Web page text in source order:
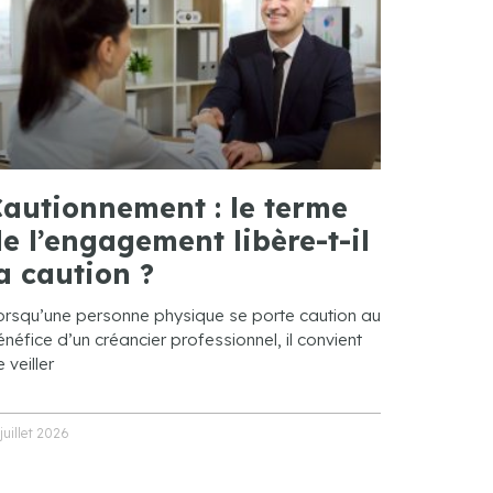
: le terme
l’engagement libère-t-il
caution ?
personne physique se porte caution au
d’un créancier professionnel, il convient
veiller
juillet 2026